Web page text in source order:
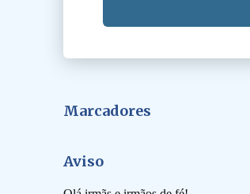
Marcadores
Aviso